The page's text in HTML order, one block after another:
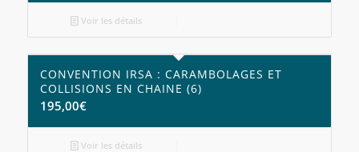
Voir les détails
CONVENTION IRSA : CARAMBOLAGES ET
COLLISIONS EN CHAINE (6)
195,00€
Voir les détails